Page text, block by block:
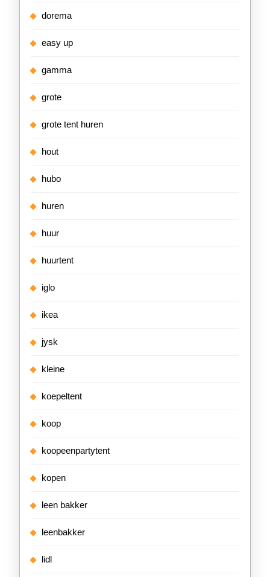
dorema
easy up
gamma
grote
grote tent huren
hout
hubo
huren
huur
huurtent
iglo
ikea
jysk
kleine
koepeltent
koop
koopeenpartytent
kopen
leen bakker
leenbakker
lidl